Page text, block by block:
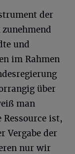
der
und
im Rahmen
über
man
ist,
Vergabe der
nur wir